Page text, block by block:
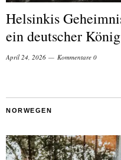
Helsinkis
ein deutscher König
April 24, 2026 Kommentare 0
NORWEGEN